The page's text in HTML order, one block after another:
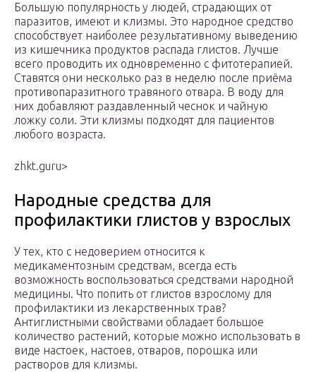
Большую популярность у людей, страдающих от
паразитов, имеют и клизмы. Это народное средство
способствует наиболее результативному выведению
из кишечника продуктов распада глистов. Лучше
всего проводить их одновременно с фитотерапией.
Ставятся они несколько раз в неделю после приёма
противопаразитного травяного отвара. В воду для
них добавляют раздавленный чеснок и чайную
ложку соли. Эти клизмы подходят для пациентов
любого возраста.
zhkt.guru⁪>
Народные средства для
профилактики глистов у взрослых
У тех, кто с недоверием относится к
медикаментозным средствам, всегда есть
возможность воспользоваться средствами народной
медицины. Что попить от глистов взрослому для
профилактики из лекарственных трав?
Антиглистными свойствами обладает большое
количество растений, которые можно использовать в
виде настоек, настоев, отваров, порошка или
растворов для клизмы.